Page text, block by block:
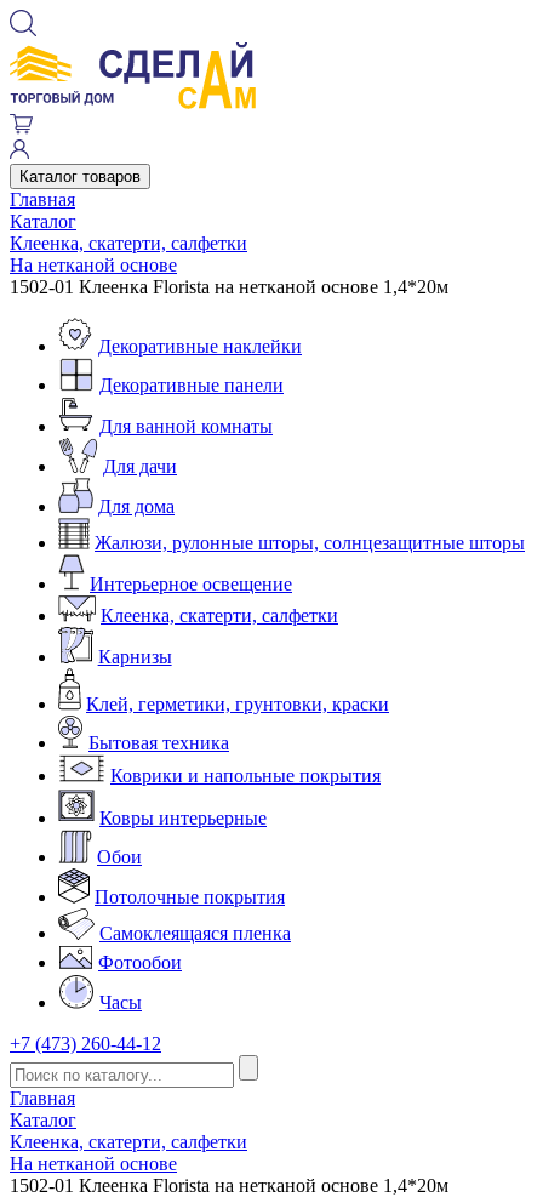
Каталог товаров
Главная
Каталог
Клеенка, скатерти, салфетки
На нетканой основе
1502-01 Клеенка Florista на нетканой основе 1,4*20м
Декоративные наклейки
Декоративные панели
Для ванной комнаты
Для дачи
Для дома
Жалюзи, рулонные шторы, солнцезащитные шторы
Интерьерное освещение
Клеенка, скатерти, салфетки
Карнизы
Клей, герметики, грунтовки, краски
Бытовая техника
Коврики и напольные покрытия
Ковры интерьерные
Обои
Потолочные покрытия
Самоклеящаяся пленка
Фотообои
Часы
+7 (473) 260-44-12
Главная
Каталог
Клеенка, скатерти, салфетки
На нетканой основе
1502-01 Клеенка Florista на нетканой основе 1,4*20м